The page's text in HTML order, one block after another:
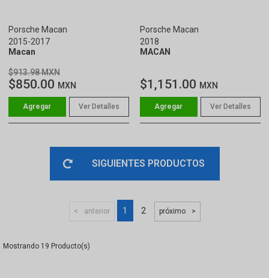
Porsche Macan
2015-2017
Macan
$913.98 MXN
$850.00 MXN
Ver Detalles
Porsche Macan
2018
MACAN
$1,151.00 MXN
Ver Detalles
SIGUIENTES PRODUCTOS
anterior 1 2 próximo
19